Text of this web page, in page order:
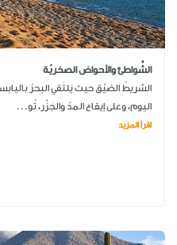
الشَّواطئ والأحواض الصخريّة
الشريطُ الضيّق حيث يَلتَقي البحرُ
اليوم، وعلى إيقاع المدّ والجَزْر، تُو...
اقرأ المزيد